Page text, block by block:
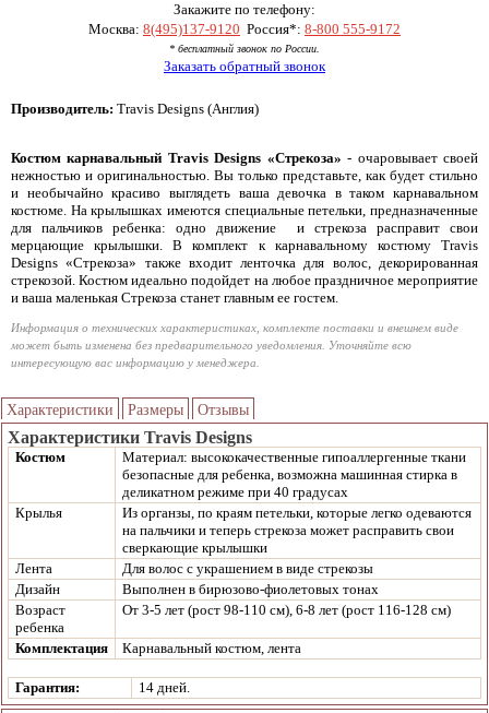
Закажите по телефону:
Москва: 8(495)137-9120 Россия*: 8-800 555-9172
* бесплатный звонок по России.
Заказать обратный звонок
Производитель: Travis Designs (Англия)
Костюм карнавальный Travis Designs «Стрекоза» - очаровывает своей
нежностью и оригинальностью. Вы только представьте, как будет стильно
и необычайно красиво выглядеть ваша девочка в таком карнавальном
костюме. На крылышках имеются специальные петельки, предназначенные
для пальчиков ребенка: одно движение и стрекоза расправит свои
мерцающие крылышки. В комплект к карнавальному костюму Travis
Designs «Стрекоза» также входит ленточка для волос, декорированная
стрекозой. Костюм идеально подойдет на любое праздничное мероприятие
и ваша маленькая Стрекоза станет главным ее гостем.
Информация о технических характеристиках, комплекте поставки и внешнем виде
может быть изменена без предварительного уведомления. Уточняйте всю
интересующую вас информацию у менеджера.
Характеристики Размеры Отзывы
Характеристики Travis Designs
Костюм
Материал: высококачественные гипоаллергенные ткани
безопасные для ребенка, возможна машинная стирка в
деликатном режиме при 40 градусах
Крылья
Из органзы, по краям петельки, которые легко одеваются
на пальчики и теперь стрекоза может расправить свои
сверкающие крылышки
Лента
Для волос с украшением в виде стрекозы
Дизайн
Выполнен в бирюзово-фиолетовых тонах
Возраст
ребенка
От 3-5 лет (рост 98-110 см), 6-8 лет (рост 116-128 см)
Комплектация Карнавальный костюм, лента
Гарантия: 14 дней.